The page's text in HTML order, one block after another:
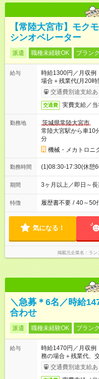
【常陸大宮市】モク
シンオペレーター
派遣 職種未経験OK ブラン
給与
時給1300円／月収
場合＋残業代(月20
交通費別途支給あ
交通費 実費支給／当
勤務地
茨城県常陸大宮市
常陸大宮駅から車10
分
機械・メカトロニ
勤務時間 (1)08:30-17:30(休憩
期間 3ヶ月以上／即日～長
特徴 履歴書不要 / 40～50
気になる！
掲載元企業名 ラ
＼急募＊6名／時給
合わせ
派遣 職種未経験OK ブラン
給与
時給1470円／月収
務の場合＋残業代、
交通費別途支給あ